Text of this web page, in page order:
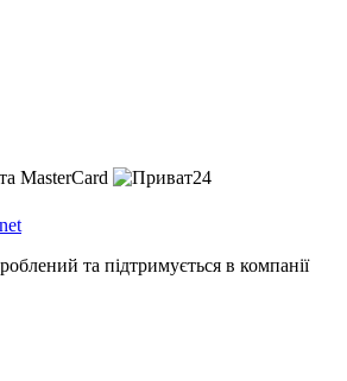
та підтримується в компанії